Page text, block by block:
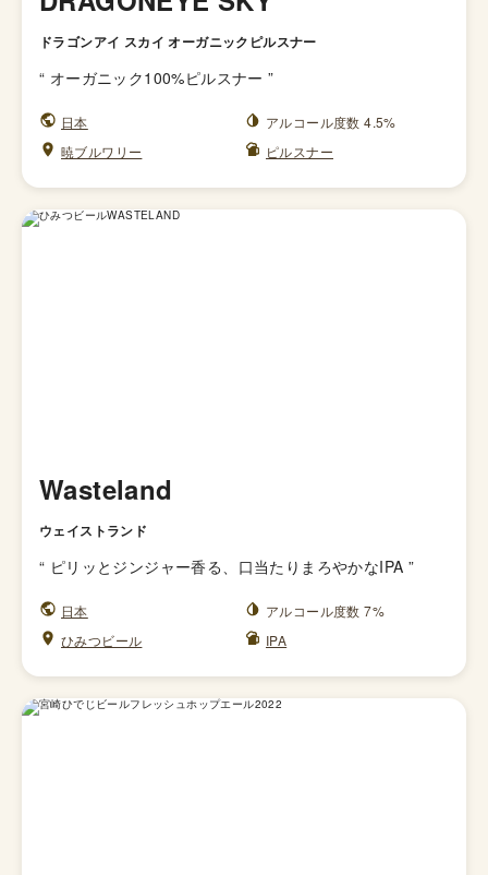
ドラゴンアイ スカイ オーガニックピルスナー
“ オーガニック100%ピルスナー ”
日本
アルコール度数 4.5%
暁ブルワリー
ピルスナー
Wasteland
ウェイストランド
“ ピリッとジンジャー香る、口当たりまろやかなIPA ”
日本
アルコール度数 7%
ひみつビール
IPA